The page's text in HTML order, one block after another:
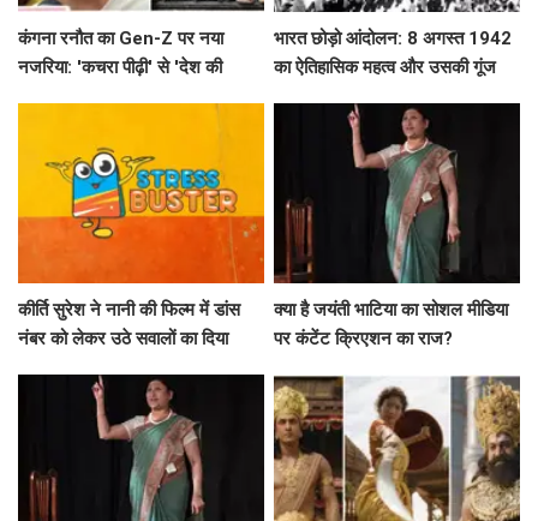
कंगना रनौत का Gen-Z पर नया
नजरिया: 'कचरा पीढ़ी' से 'देश की
भारत छोड़ो आंदोलन: 8 अगस्त 1942
का ऐतिहासिक महत्व और उसकी गूंज
कीर्ति सुरेश ने नानी की फिल्म में डांस
नंबर को लेकर उठे सवालों का दिया
क्या है जयंती भाटिया का सोशल मीडिया
पर कंटेंट क्रिएशन का राज?